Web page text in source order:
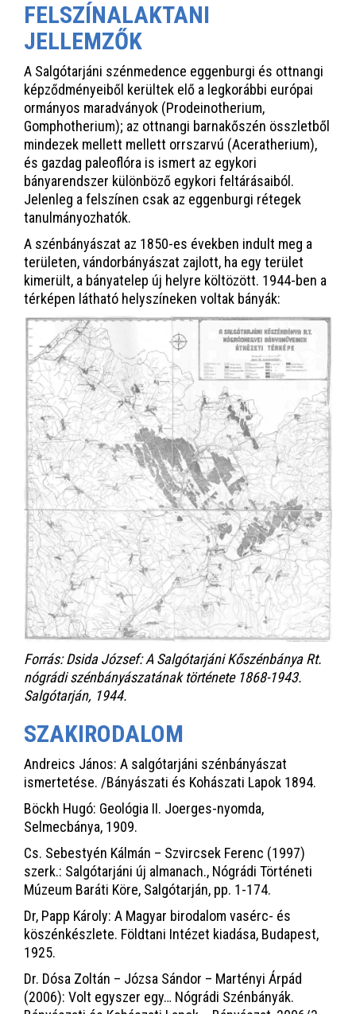
FELSZÍNALAKTANI
JELLEMZŐK
A Salgótarjáni szénmedence eggenburgi és ottnangi
képződményeiből kerültek elő a legkorábbi európai
ormányos maradványok (Prodeinotherium,
Gomphotherium); az ottnangi barnakőszén összletből
mindezek mellett mellett orrszarvú (Aceratherium),
és gazdag paleoflóra is ismert az egykori
bányarendszer különböző egykori feltárásaiból.
Jelenleg a felszínen csak az eggenburgi rétegek
tanulmányozhatók.
A szénbányászat az 1850-es években indult meg a
területen, vándorbányászat zajlott, ha egy terület
kimerült, a bányatelep új helyre költözött. 1944-ben a
térképen látható helyszíneken voltak bányák:
Forrás: Dsida József: A Salgótarjáni Kőszénbánya Rt.
nógrádi szénbányászatának története 1868-1943.
Salgótarján, 1944.
SZAKIRODALOM
Andreics János: A salgótarjáni szénbányászat
ismertetése. /Bányászati és Kohászati Lapok 1894.
Böckh Hugó: Geológia II. Joerges-nyomda,
Selmecbánya, 1909.
Cs. Sebestyén Kálmán – Szvircsek Ferenc (1997)
szerk.: Salgótarjáni új almanach., Nógrádi Történeti
Múzeum Baráti Köre, Salgótarján, pp. 1-174.
Dr, Papp Károly: A Magyar birodalom vasérc- és
köszénkészlete. Földtani Intézet kiadása, Budapest,
1925.
Dr. Dósa Zoltán – Józsa Sándor – Martényi Árpád
(2006): Volt egyszer egy… Nógrádi Szénbányák.